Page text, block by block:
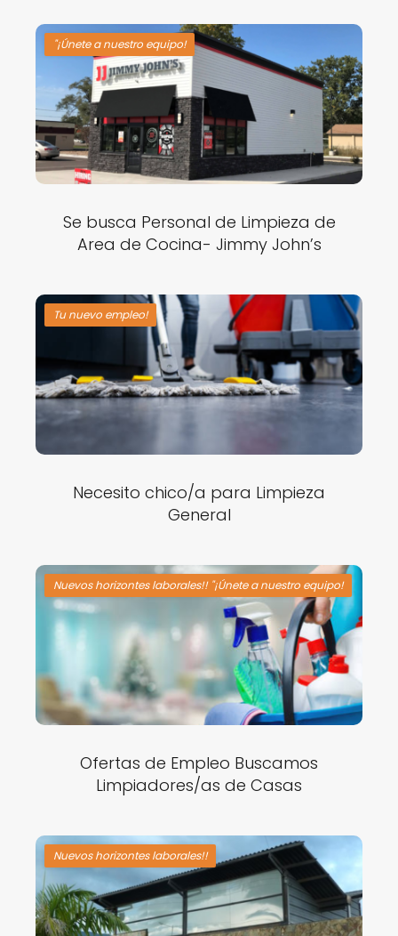
"¡Únete a nuestro equipo!
Se busca Personal de Limpieza de
Area de Cocina- Jimmy John’s
Tu nuevo empleo!
Necesito chico/a para Limpieza
General
Nuevos horizontes laborales!! "¡Únete a nuestro equipo!
Ofertas de Empleo Buscamos
Limpiadores/as de Casas
Nuevos horizontes laborales!!